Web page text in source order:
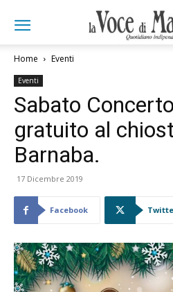
Home Eventi
Eventi
Sabato
gratuito al
Barnaba.
17 Dicembre 2019
Facebook